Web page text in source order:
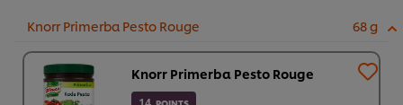
Knorr Primerba Pesto Rouge 68 g
Knorr Primerba Pesto Rouge